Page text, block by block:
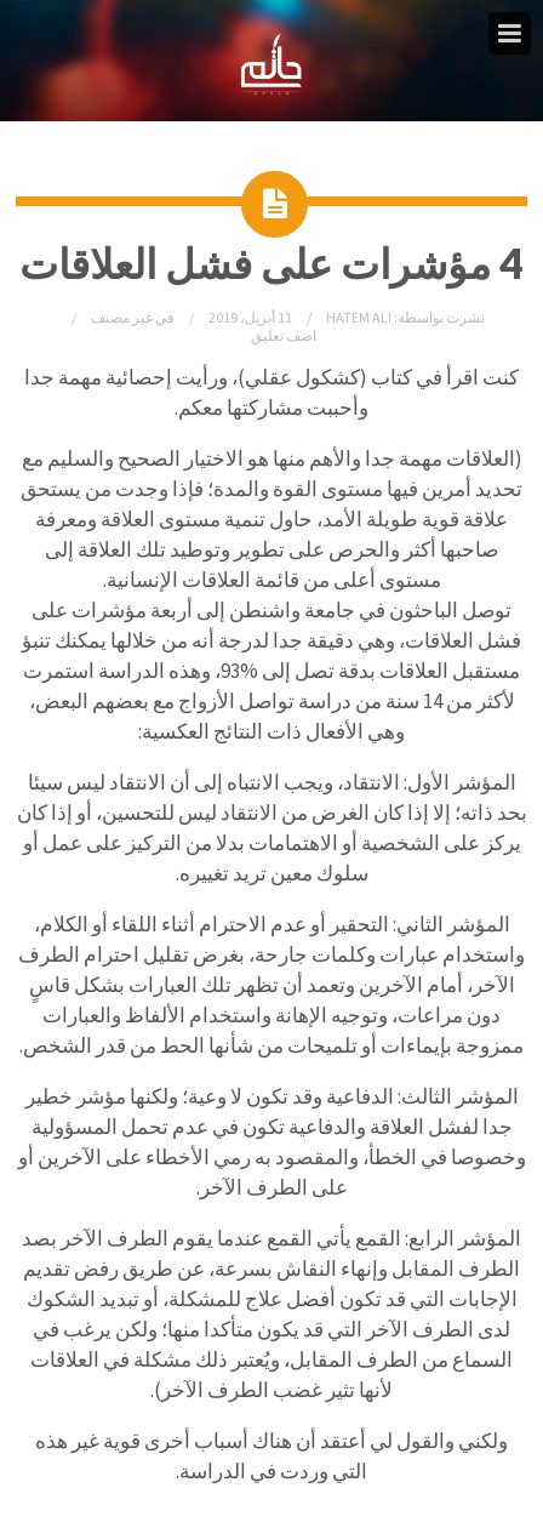
4 مؤشرات على فشل العلاقات
نشرت بواسطة: HATEM ALI 11 أبريل، 2019 فيغير مصنف
اضف تعليق
كنت اقرأ في كتاب (كشكول عقلي)، ورأيت إحصائية مهمة جدا
وأحببت مشاركتها معكم.
(العلاقات مهمة جدا والأهم منها هو الاختيار الصحيح والسليم مع
تحديد أمرين فيها مستوى القوة والمدة؛ فإذا وجدت من يستحق
علاقة قوية طويلة الأمد، حاول تنمية مستوى العلاقة ومعرفة
صاحبها أكثر والحرص على تطوير وتوطيد تلك العلاقة إلى
مستوى أعلى من قائمة العلاقات الإنسانية.
توصل الباحثون في جامعة واشنطن إلى أربعة مؤشرات على
فشل العلاقات، وهي دقيقة جدا لدرجة أنه من خلالها يمكنك تنبؤ
مستقبل العلاقات بدقة تصل إلى %93، وهذه الدراسة استمرت
لأكثر من 14 سنة من دراسة تواصل الأزواج مع بعضهم البعض،
وهي الأفعال ذات النتائج العكسية:
المؤشر الأول: الانتقاد، ويجب الانتباه إلى أن الانتقاد ليس سيئا
بحد ذاته؛ إلا إذا كان الغرض من الانتقاد ليس للتحسين، أو إذا كان
يركز على الشخصية أو الاهتمامات بدلا من التركيز على عمل أو
سلوك معين تريد تغييره.
المؤشر الثاني: التحقير أو عدم الاحترام أثناء اللقاء أو الكلام،
واستخدام عبارات وكلمات جارحة، بغرض تقليل احترام الطرف
الآخر، أمام الآخرين وتعمد أن تظهر تلك العبارات بشكل قاسٍ
دون مراعات، وتوجيه الإهانة واستخدام الألفاظ والعبارات
ممزوجة بإيماءات أو تلميحات من شأنها الحط من قدر الشخص.
المؤشر الثالث: الدفاعية وقد تكون لا وعية؛ ولكنها مؤشر خطير
جدا لفشل العلاقة والدفاعية تكون في عدم تحمل المسؤولية
وخصوصا في الخطأ، والمقصود به رمي الأخطاء على الآخرين أو
على الطرف الآخر.
المؤشر الرابع: القمع يأتي القمع عندما يقوم الطرف الآخر بصد
الطرف المقابل وإنهاء النقاش بسرعة، عن طريق رفض تقديم
الإجابات التي قد تكون أفضل علاج للمشكلة، أو تبديد الشكوك
لدى الطرف الآخر التي قد يكون متأكدا منها؛ ولكن يرغب في
السماع من الطرف المقابل، ويُعتبر ذلك مشكلة في العلاقات
لأنها تثير غضب الطرف الآخر).
ولكني والقول لي أعتقد أن هناك أسباب أخرى قوية غير هذه
التي وردت في الدراسة.